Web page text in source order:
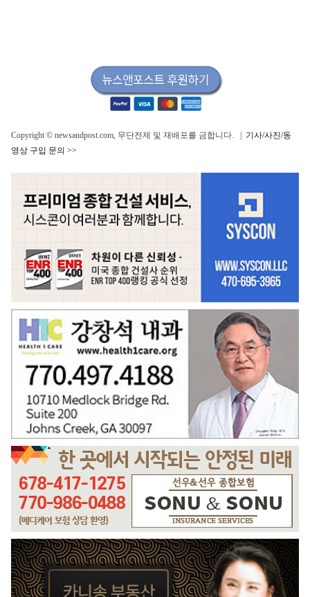
Copyright © newsandpost.com, 무단전제 및 재배포를 금합니다. | 기사/사진/동
영상 구입 문의 >>